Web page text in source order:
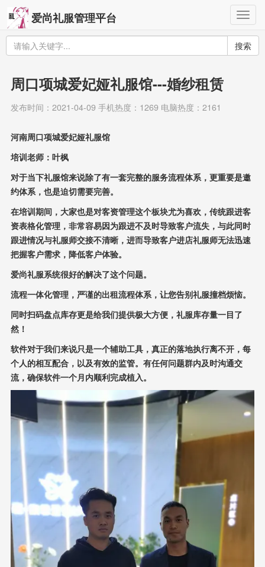
爱尚礼服管理平台
搜索
周口项城爱妃娅礼服馆---婚纱租赁
发布时间：2021-04-09 手机热度：1269 电脑热度：2161
河南周口项城爱妃娅礼服馆
培训老师：叶枫
对于当下礼服馆来说除了有一套完整的服务流程体系，更重要是邀
约体系，也是迫切需要完善。
在培训期间，大家也是对客资管理这个板块尤为喜欢，传统跟进客
资表格化管理，非常容易因为跟进不及时导致客户流失，与此同时
跟进情况与礼服师交接不清晰，进而导致客户进店礼服师无法迅速
把握客户需求，降低客户体验。
爱尚礼服系统很好的解决了这个问题。
流程一体化管理，严谨的出租流程体系，让您告别礼服撞档烦恼。
同时扫码盘点库存更是给我们提供极大方便，礼服库存量一目了
然！
软件对于我们来说只是一个辅助工具，真正的落地执行离不开，每
个人的相互配合，以及有效的监管。有任何问题群内及时沟通交
流，确保软件一个月内顺利完成植入。